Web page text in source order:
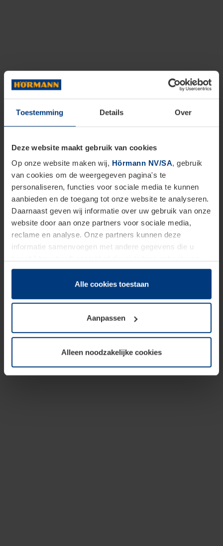
Toestemming Details Over
Deze website maakt gebruik van cookies
Op onze website maken wij, Hörmann NV/SA, gebruik
van cookies om de weergegeven pagina's te
personaliseren, functies voor sociale media te kunnen
aanbieden en de toegang tot onze website te analyseren.
Daarnaast geven wij informatie over uw gebruik van onze
website door aan onze partners voor sociale media,
reclame en analyse. Onze partners kunnen deze
informatie samenvoegen met andere gegevens die u
hun diensten hebben verzameld.
Juridisch hebben wij het recht om cookies op uw
van deze pagina's absoluut vereist is. Voor alle andere
soorten cookies is uw toestemming benodigd. Uw
toestemming kunt u op elk moment bij de uitleg van de
wijzigen of herroepen.
Alle cookies toestaan
Aanpassen
Alleen noodzakelijke cookies